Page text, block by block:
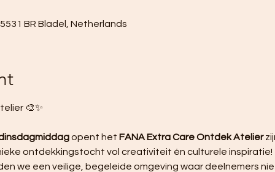
BR Bladel, Netherlands
🎨✨
opent het FANA Extra Care Ontdek Atelier
ontdekkingstocht vol creativiteit én culturele inspiratie!
we een veilige, begeleide omgeving waar deelnemers